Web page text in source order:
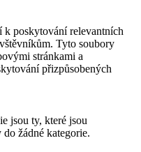
k poskytování relevantních
Tyto soubory
stránkami a
přizpůsobených
jsou ty, které jsou
žádné kategorie.